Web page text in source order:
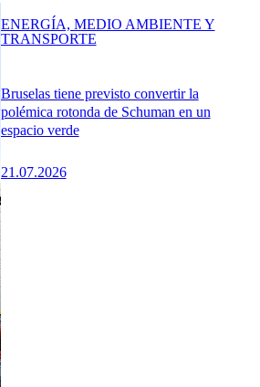
Bruselas tiene previsto convertir la
polémica rotonda de Schuman en un
espacio verde
21.07.2026
ENERGÍA, MEDIO AMBIENTE Y
TRANSPORTE